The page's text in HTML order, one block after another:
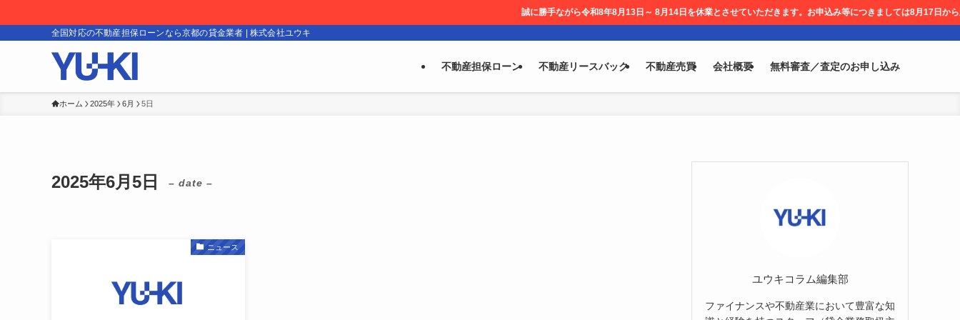
誠に勝手ながら令和8年8月13日～ 8月14日を休業とさせていただきます。お申込み等につきましては8月17日から順次対応させて頂きま
全国対応の不動産担保ローンなら京都の貸金業者 | 株式会社ユウキ
不動産担保ローン 不動産リースバック 不動産売買 会社概要 無料審査／査定のお申し込み
ホーム 2025年 6月 5日
2025年6月5日 – date –
ニュース
ユウキコラム編集部
ファイナンスや不動産業において豊富な知